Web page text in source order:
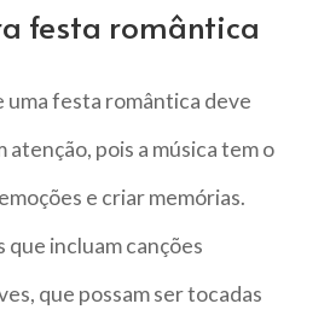
festa romântica
uma festa romântica deve
atenção, pois a música tem o
e criar memórias.
incluam canções
que possam ser tocadas